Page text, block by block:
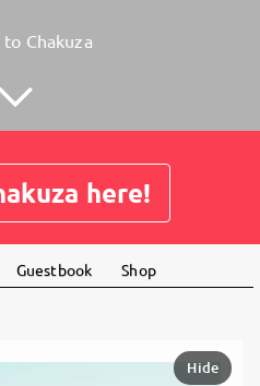
Chakuza
here!
Guestbook Shop
Hide